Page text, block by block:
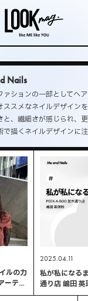
Nails
ァションの一部としてヘ
ススメなネイルデザイン
と、繊細さが感じられ、
で描くネイルデザインに注
ルの力
ーティ
野対
2025.04.11
私が私になる
通り店 嶋田 英